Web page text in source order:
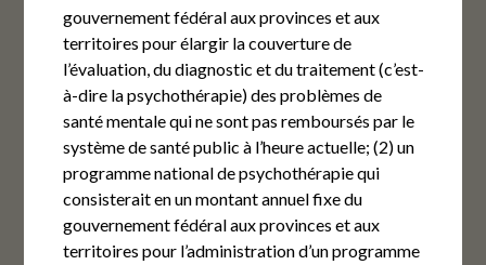
gouvernement fédéral aux provinces et aux
territoires pour élargir la couverture de
l’évaluation, du diagnostic et du traitement (c’est-
à-dire la psychothérapie) des problèmes de
santé mentale qui ne sont pas remboursés par le
système de santé public à l’heure actuelle; (2) un
programme national de psychothérapie qui
consisterait en un montant annuel fixe du
gouvernement fédéral aux provinces et aux
territoires pour l’administration d’un programme